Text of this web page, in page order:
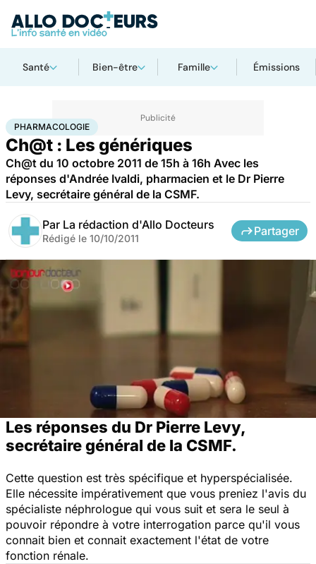
Santé Bien-être Famille Émissions
AccueilSantéSociété Pharmacologie
PHARMACOLOGIE
Ch@t : Les génériques
Ch@t du 10 octobre 2011 de 15h à 16h Avec les
réponses d'Andrée Ivaldi, pharmacien et le Dr Pierre
Levy, secrétaire général de la CSMF.
Par La rédaction d'Allo Docteurs
Rédigé le 10/10/2011
Partager
Les réponses du Dr Pierre Levy,
secrétaire général de la CSMF.
Cette question est très spécifique et hyperspécialisée.
Elle nécessite impérativement que vous preniez l'avis du
spécialiste néphrologue qui vous suit et sera le seul à
pouvoir répondre à votre interrogation parce qu'il vous
connait bien et connait exactement l'état de votre
fonction rénale.